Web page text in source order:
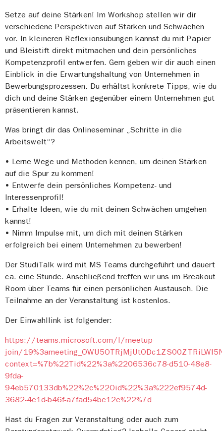
Setze auf deine Stärken! Im Workshop stellen wir dir
verschiedene Perspektiven auf Stärken und Schwächen
vor. In kleineren Reflexionsübungen kannst du mit Papier
und Bleistift direkt mitmachen und dein persönliches
Kompetenzprofil entwerfen. Gern geben wir dir auch einen
Einblick in die Erwartungshaltung von Unternehmen in
Bewerbungsprozessen. Du erhältst konkrete Tipps, wie du
dich und deine Stärken gegenüber einem Unternehmen gut
präsentieren kannst.
Was bringt dir das Onlineseminar „Schritte in die
Arbeitswelt“?
• Lerne Wege und Methoden kennen, um deinen Stärken
auf die Spur zu kommen!
• Entwerfe dein persönliches Kompetenz- und
Interessenprofil!
• Erhalte Ideen, wie du mit deinen Schwächen umgehen
kannst!
• Nimm Impulse mit, um dich mit deinen Stärken
erfolgreich bei einem Unternehmen zu bewerben!
Der StudiTalk wird mit MS Teams durchgeführt und dauert
ca. eine Stunde. Anschließend treffen wir uns im Breakout
Room über Teams für einen persönlichen Austausch. Die
Teilnahme an der Veranstaltung ist kostenlos.
Der Einwahllink ist folgender:
https://teams.microsoft.com/l/meetup-
join/
context=%7b%22Tid%22%3a%2206536c78-d510-48e8-
9fda-
94eb570133db%22%2c%22Oid%22%3a%222ef9574d-
3682-4e1d-b46f-a7fad54be12e%22%7d
Hast du Fragen zur Veranstaltung oder auch zum